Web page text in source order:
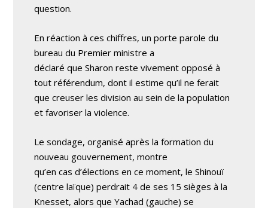
question.
En réaction à ces chiffres, un porte parole du
bureau du Premier ministre a
déclaré que Sharon reste vivement opposé à
tout référendum, dont il estime qu’il ne ferait
que creuser les division au sein de la population
et favoriser la violence.
Le sondage, organisé après la formation du
nouveau gouvernement, montre
qu’en cas d’élections en ce moment, le Shinouï
(centre laïque) perdrait 4 de ses 15 sièges à la
Knesset, alors que Yachad (gauche) se